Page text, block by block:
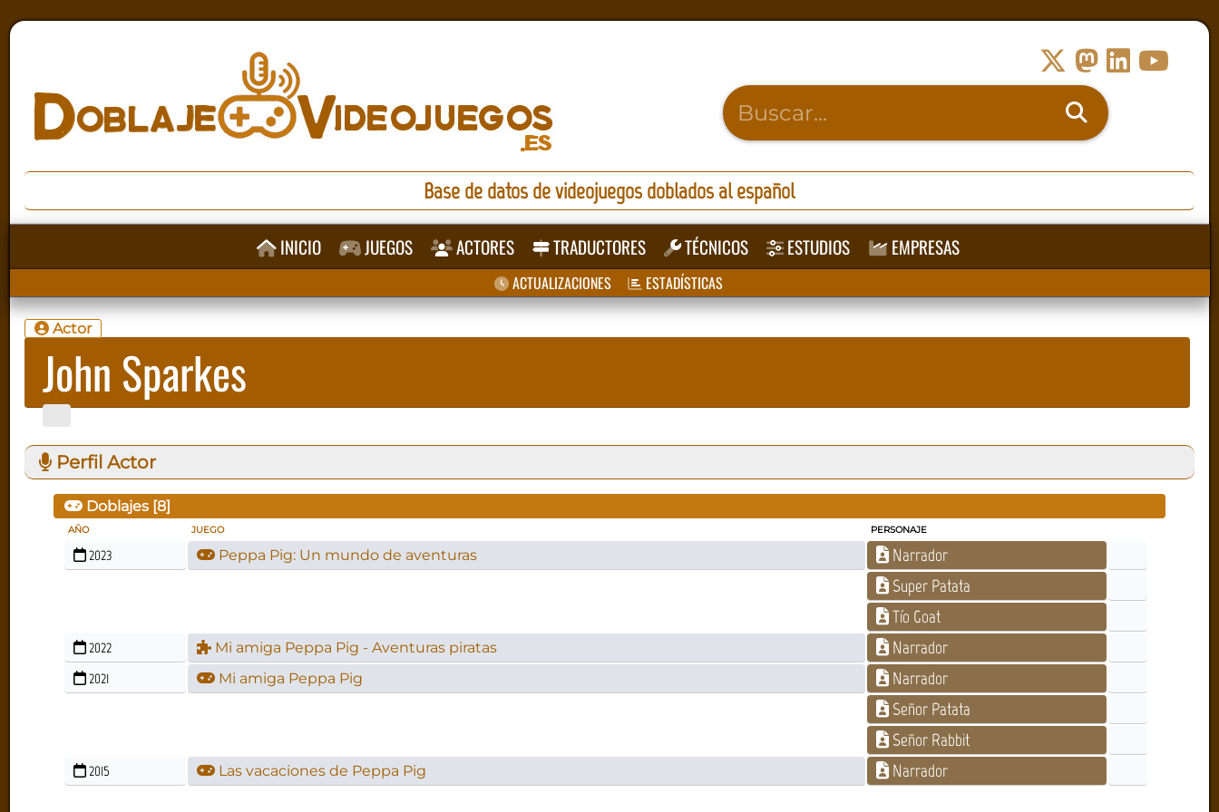
Base de datos de videojuegos doblados al español
INICIO JUEGOS ACTORES TRADUCTORES TÉCNICOS ESTUDIOS EMPRESAS
ACTUALIZACIONES ESTADÍSTICAS
Actor
John Sparkes
Perfil Actor
Doblajes [8]
AÑO JUEGO PERSONAJE
2023 Peppa Pig: Un mundo de aventuras
Narrador
Super Patata
Tío Goat
2022 Mi amiga Peppa Pig - Aventuras piratas Narrador
2021 Mi amiga Peppa Pig
Narrador
Señor Patata
Señor Rabbit
2015 Las vacaciones de Peppa Pig Narrador